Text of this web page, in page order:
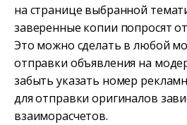
на странице выбранной
заверенные копии попросят
Это можно сделать в любой
отправки объявления на
забыть указать номер
для отправки оригиналов
взаиморасчетов.